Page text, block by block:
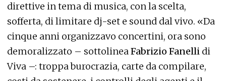
direttive in tema di musica, con la scelta,
sofferta, di limitare dj-set e sound dal vivo. «Da
cinque anni organizzavo concertini, ora sono
demoralizzato – sottolineaFabrizio Fanelli di
Viva –: troppa burocrazia, carte da compilare,